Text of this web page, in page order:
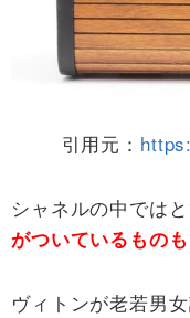
引用元：
シャネルの中ではと
がついているものも
ヴィトンが老若男